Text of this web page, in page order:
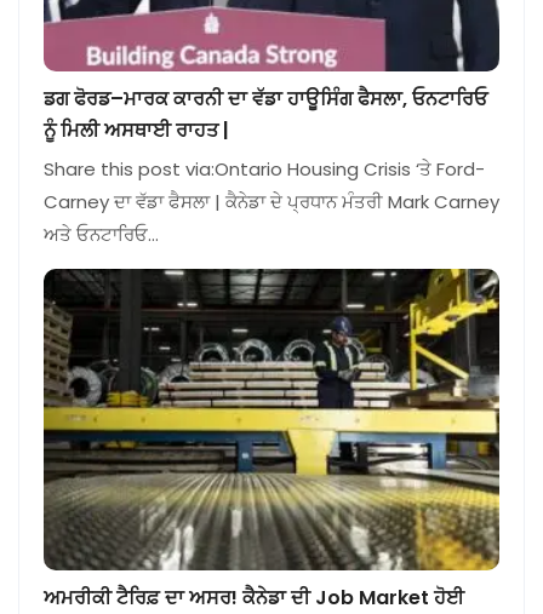
ਡਗ ਫੋਰਡ–ਮਾਰਕ ਕਾਰਨੀ ਦਾ ਵੱਡਾ ਹਾਊਸਿੰਗ ਫੈਸਲਾ, ਓਨਟਾਰਿਓ
ਨੂੰ ਮਿਲੀ ਅਸਥਾਈ ਰਾਹਤ |
Share this post via:Ontario Housing Crisis ‘ਤੇ Ford-
Carney ਦਾ ਵੱਡਾ ਫੈਸਲਾ | ਕੈਨੇਡਾ ਦੇ ਪ੍ਰਧਾਨ ਮੰਤਰੀ Mark Carney
ਅਤੇ ਓਨਟਾਰਿਓ…
ਅਮਰੀਕੀ ਟੈਰਿਫ਼ ਦਾ ਅਸਰ! ਕੈਨੇਡਾ ਦੀ Job Market ਹੋਈ